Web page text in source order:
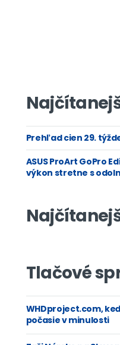
Prehľad cien 29.
ASUS ProArt GoPro
výkon stretne s
Tlačové
WHDproject.com,
počasie v minulosti